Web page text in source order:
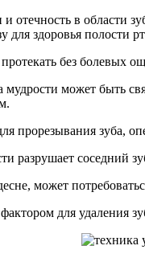
отечность в области
для здоровья полости
без болевых
мудрости может быть
прорезывания зуба,
разрушает соседний
может
для удаления